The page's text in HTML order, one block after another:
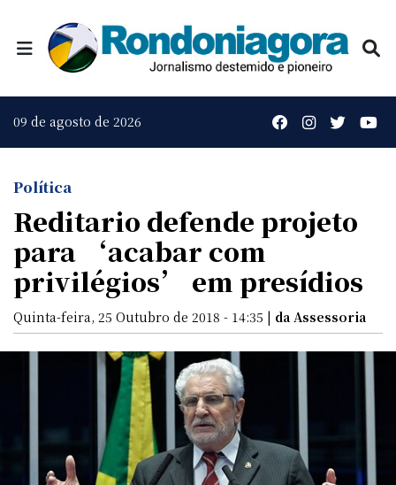
09 de agosto de 2026
Política
Reditario defende projeto
para ‘acabar com
privilégios’ em presídios
Quinta-feira, 25 Outubro de 2018 - 14:35 | da Assessoria